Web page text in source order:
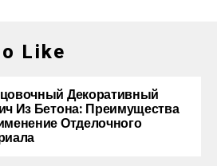
Like
Декоративный
Из Бетона: Преимущества
Отделочного